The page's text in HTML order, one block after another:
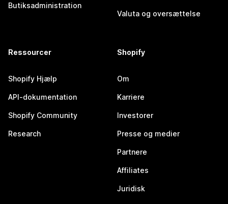
Butiksadministration
Valuta og oversættelse
Ressourcer
Shopify Hjælp
API-dokumentation
Shopify Community
Research
Shopify
Om
Karriere
Investorer
Presse og medier
Partnere
Affiliates
Juridisk